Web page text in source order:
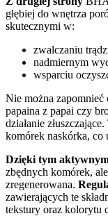
głębiej do wnętrza
skutecznymi w:
zwalczaniu
nadmiernym
wsparciu
Nie można zapomnieć
papaina z papai czy
działanie
komórek naskórka, co
Dzięki tym
zbędnych komórek,
zregenerowana.
zawierających te
tekstury oraz kolorytu